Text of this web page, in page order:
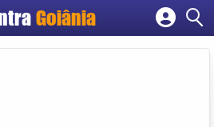
Goiânia
Cadastrar empresa